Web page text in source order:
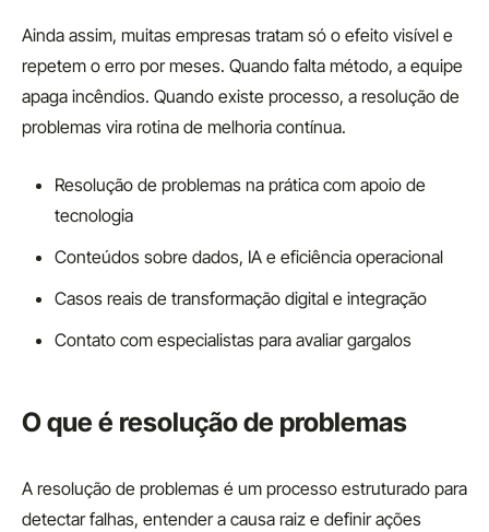
Ainda assim, muitas empresas tratam só o efeito visível e
repetem o erro por meses. Quando falta método, a equipe
apaga incêndios. Quando existe processo, a resolução de
problemas vira rotina de melhoria contínua.
Resolução de problemas na prática com apoio de
tecnologia
Conteúdos sobre dados, IA e eficiência operacional
Casos reais de transformação digital e integração
Contato com especialistas para avaliar gargalos
O que é resolução de problemas
A resolução de problemas é um processo estruturado para
detectar falhas, entender a causa raiz e definir ações